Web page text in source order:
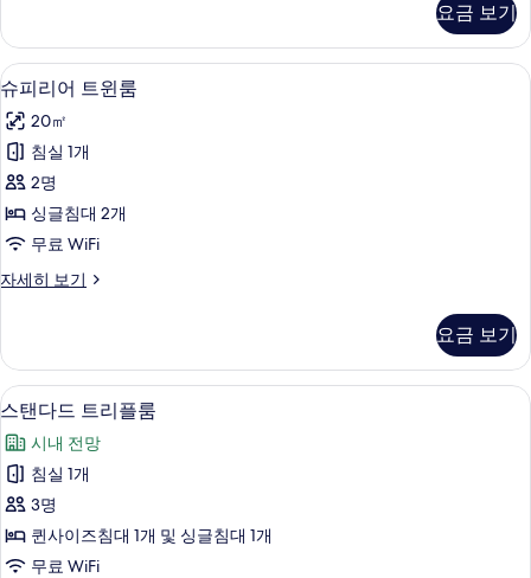
모
두
보
기
더
블
룸
자
세
히
보
기
요금 보기
슈
피
리
어
트
윈
사
모
두
보
기
슈피리어 트윈룸 | 미니바, 객실 내 금
6
슈피리어 트윈룸
20㎡
침실 1개
2명
싱글침대 2개
무료 WiFi
자세히 보기
슈
트
윈
룸
세
히
보
기
요금 보기
스
탠
다
드
트
리
스탠다드 트리플룸 | 미니바, 객실 내
6
스탠다드 트리플룸
시내 전망
침실 1개
3명
퀸사이즈침대 1개 및 싱글침대 1개
무료 WiFi